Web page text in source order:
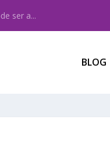
ser a...
BLOG